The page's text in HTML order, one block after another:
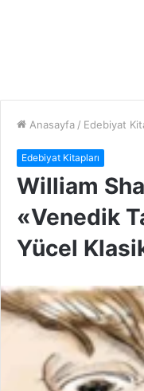
Anasayfa / Edebiyat
Edebiyat Kitapları
William
«Venedik
Yücel